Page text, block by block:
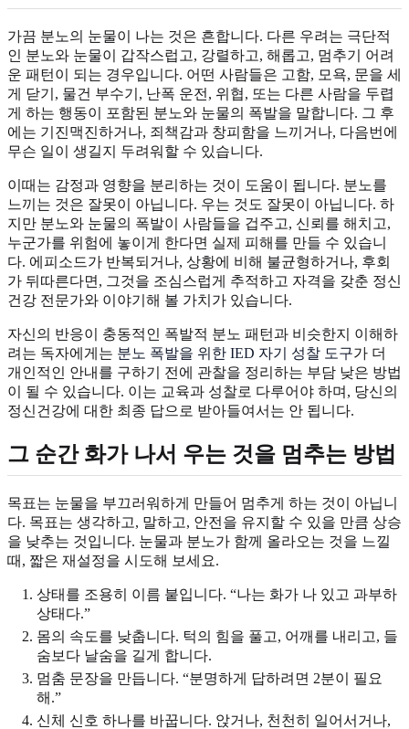
가끔 분노의 눈물이 나는 것은 흔합니다. 다른 우려는 극단적
인 분노와 눈물이 갑작스럽고, 강렬하고, 해롭고, 멈추기 어려
운 패턴이 되는 경우입니다. 어떤 사람들은 고함, 모욕, 문을 세
게 닫기, 물건 부수기, 난폭 운전, 위협, 또는 다른 사람을 두렵
게 하는 행동이 포함된 분노와 눈물의 폭발을 말합니다. 그 후
에는 기진맥진하거나, 죄책감과 창피함을 느끼거나, 다음번에
무슨 일이 생길지 두려워할 수 있습니다.
이때는 감정과 영향을 분리하는 것이 도움이 됩니다. 분노를
느끼는 것은 잘못이 아닙니다. 우는 것도 잘못이 아닙니다. 하
지만 분노와 눈물의 폭발이 사람들을 겁주고, 신뢰를 해치고,
누군가를 위험에 놓이게 한다면 실제 피해를 만들 수 있습니
다. 에피소드가 반복되거나, 상황에 비해 불균형하거나, 후회
가 뒤따른다면, 그것을 조심스럽게 추적하고 자격을 갖춘 정신
건강 전문가와 이야기해 볼 가치가 있습니다.
자신의 반응이 충동적인 폭발적 분노 패턴과 비슷한지 이해하
려는 독자에게는 분노 폭발을 위한 IED 자기 성찰 도구가 더
개인적인 안내를 구하기 전에 관찰을 정리하는 부담 낮은 방법
이 될 수 있습니다. 이는 교육과 성찰로 다루어야 하며, 당신의
정신건강에 대한 최종 답으로 받아들여서는 안 됩니다.
그 순간 화가 나서 우는 것을 멈추는 방법
목표는 눈물을 부끄러워하게 만들어 멈추게 하는 것이 아닙니
다. 목표는 생각하고, 말하고, 안전을 유지할 수 있을 만큼 상승
을 낮추는 것입니다. 눈물과 분노가 함께 올라오는 것을 느낄
때, 짧은 재설정을 시도해 보세요.
상태를 조용히 이름 붙입니다. “나는 화가 나 있고 과부하
상태다.”
몸의 속도를 낮춥니다. 턱의 힘을 풀고, 어깨를 내리고, 들
숨보다 날숨을 길게 합니다.
멈춤 문장을 만듭니다. “분명하게 답하려면 2분이 필요
해.”
신체 신호 하나를 바꿉니다. 앉거나, 천천히 일어서거나,